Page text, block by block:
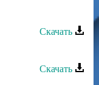
Скачать
Скачать